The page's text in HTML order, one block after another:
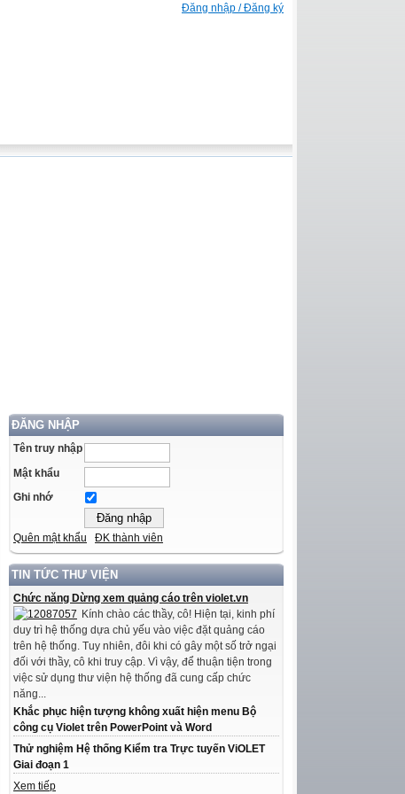
Đăng nhập / Đăng ký
ĐĂNG NHẬP
Tên truy nhập
Mật khẩu
Ghi nhớ
Quên mật khẩu ĐK thành viên
TIN TỨC THƯ VIỆN
Chức năng Dừng xem quảng cáo trên violet.vn
Kính chào các thầy, cô! Hiện tại, kinh phí
duy trì hệ thống dựa chủ yếu vào việc đặt quảng cáo
trên hệ thống. Tuy nhiên, đôi khi có gây một số trở ngại
đối với thầy, cô khi truy cập. Vì vậy, để thuận tiện trong
việc sử dụng thư viện hệ thống đã cung cấp chức
năng...
Khắc phục hiện tượng không xuất hiện menu Bộ
công cụ Violet trên PowerPoint và Word
Thử nghiệm Hệ thống Kiểm tra Trực tuyến ViOLET
Giai đoạn 1
Xem tiếp